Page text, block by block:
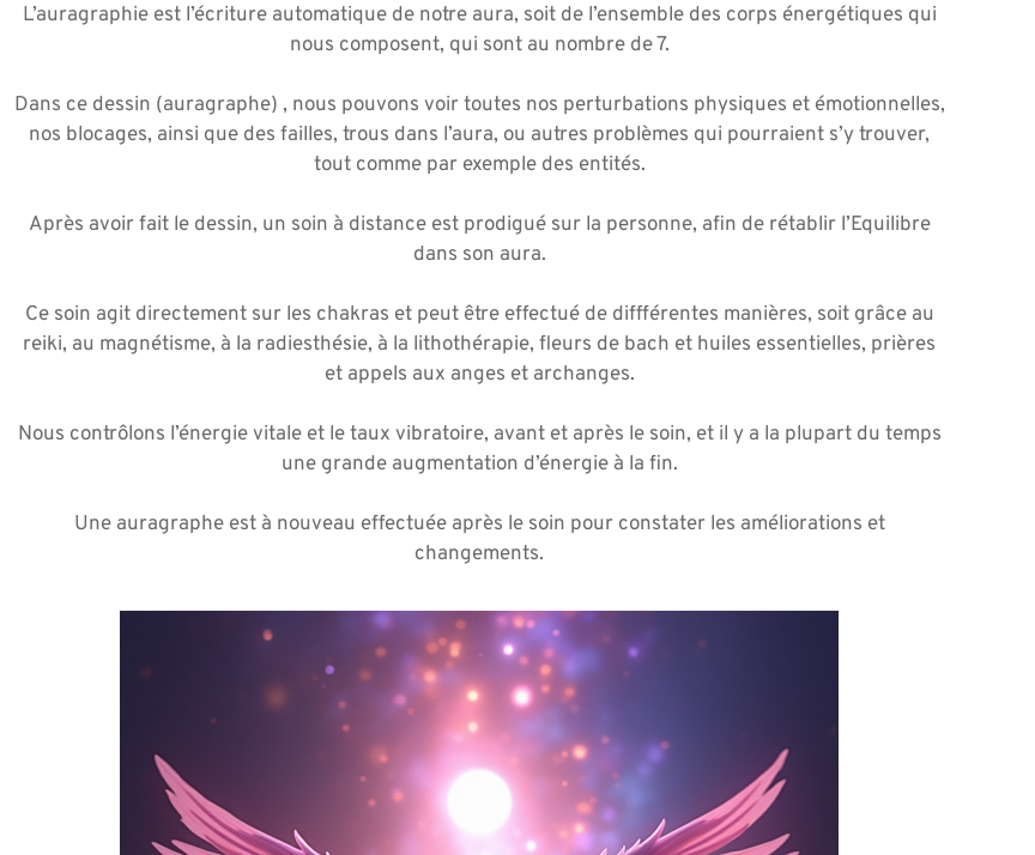
L’auragraphie est l’écriture automatique de notre aura, soit de l’ensemble des corps énergétiques qui
nous composent, qui sont au nombre de 7.
Dans ce dessin (auragraphe) , nous pouvons voir toutes nos perturbations physiques et émotionnelles,
nos blocages, ainsi que des failles, trous dans l’aura, ou autres problèmes qui pourraient s’y trouver,
tout comme par exemple des entités.
Après avoir fait le dessin, un soin à distance est prodigué sur la personne, afin de rétablir l’Equilibre
dans son aura.
Ce soin agit directement sur les chakras et peut être effectué de diffférentes manières, soit grâce au
reiki, au magnétisme, à la radiesthésie, à la lithothérapie, fleurs de bach et huiles essentielles, prières
et appels aux anges et archanges.
Nous contrôlons l’énergie vitale et le taux vibratoire, avant et après le soin, et il y a la plupart du temps
une grande augmentation d’énergie à la fin.
Une auragraphe est à nouveau effectuée après le soin pour constater les améliorations et
changements.